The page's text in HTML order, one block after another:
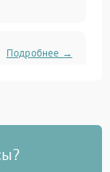
Подробнее →
Подробнее →